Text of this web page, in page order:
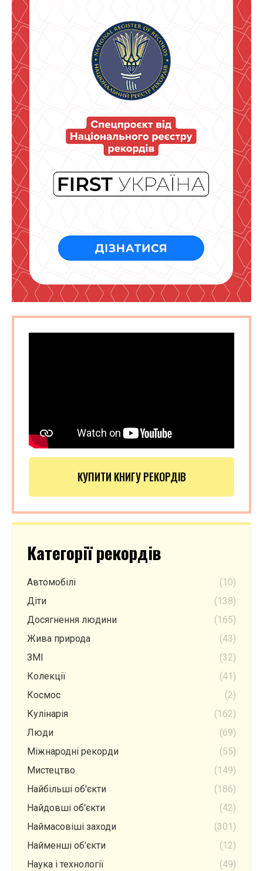
КУПИТИ КНИГУ РЕКОРДІВ
Категорії рекордів
Автомобілі
(10)
Діти
(138)
Досягнення людини
(165)
Жива природа
(43)
ЗМІ
(32)
Колекції
(41)
Космос
(2)
Кулінарія
(162)
Люди
(69)
Міжнародні рекорди
(55)
Мистецтво
(149)
Найбільші об'єкти
(186)
Найдовші об'єкти
(42)
Наймасовіші заходи
(301)
Найменші об'єкти
(12)
Наука і технології
(49)